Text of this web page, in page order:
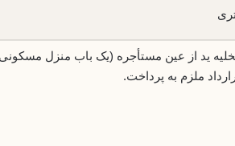
ید از عین مستأجره (یک باب منزل
ملزم به پرداخت.